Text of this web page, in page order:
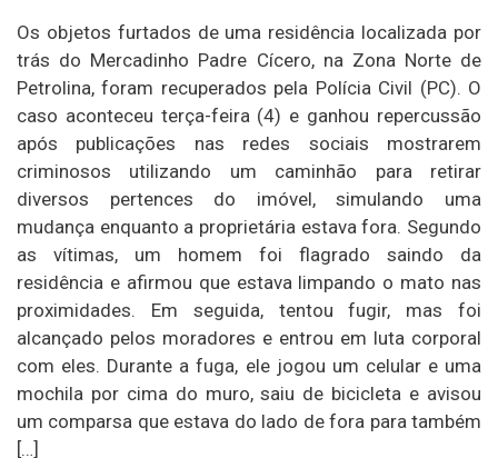
Os objetos furtados de uma residência localizada por
trás do Mercadinho Padre Cícero, na Zona Norte de
Petrolina, foram recuperados pela Polícia Civil (PC). O
caso aconteceu terça-feira (4) e ganhou repercussão
após publicações nas redes sociais mostrarem
criminosos utilizando um caminhão para retirar
diversos pertences do imóvel, simulando uma
mudança enquanto a proprietária estava fora. Segundo
as vítimas, um homem foi flagrado saindo da
residência e afirmou que estava limpando o mato nas
proximidades. Em seguida, tentou fugir, mas foi
alcançado pelos moradores e entrou em luta corporal
com eles. Durante a fuga, ele jogou um celular e uma
mochila por cima do muro, saiu de bicicleta e avisou
um comparsa que estava do lado de fora para também
[…]